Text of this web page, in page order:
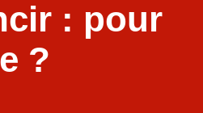
: pour
?